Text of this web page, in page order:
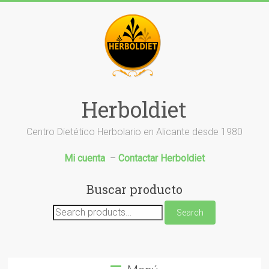
Herboldiet
Centro Dietético Herbolario en Alicante desde 1980
Mi cuenta – Contactar Herboldiet
Buscar producto
Search
for:
Search